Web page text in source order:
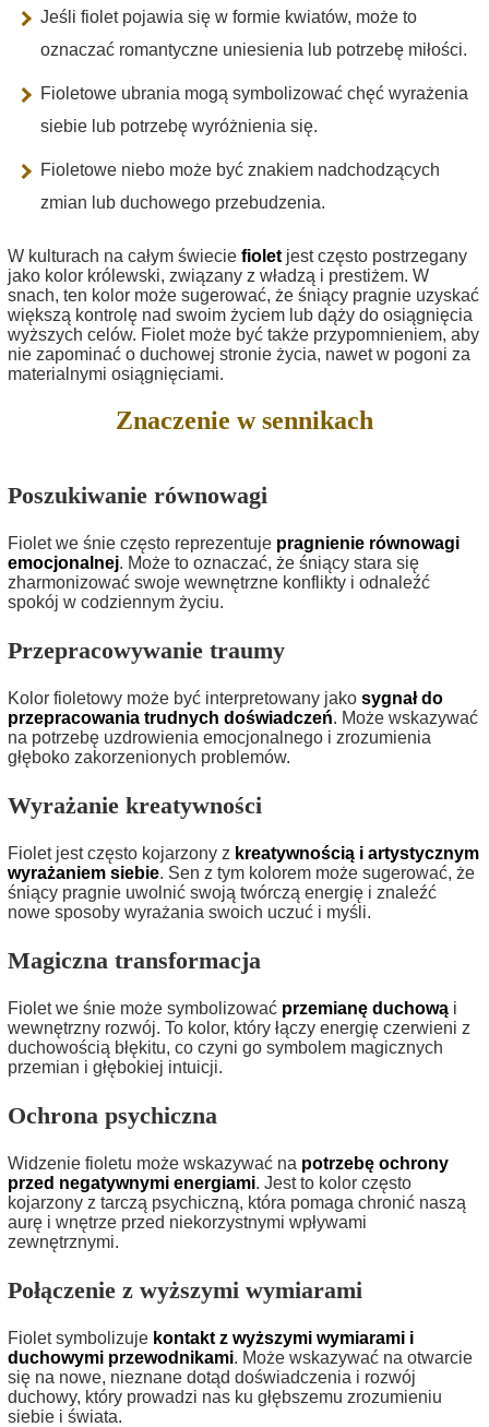
Jeśli fiolet pojawia się w formie kwiatów, może to
oznaczać romantyczne uniesienia lub potrzebę miłości.
Fioletowe ubrania mogą symbolizować chęć wyrażenia
siebie lub potrzebę wyróżnienia się.
Fioletowe niebo może być znakiem nadchodzących
zmian lub duchowego przebudzenia.
W kulturach na całym świecie fiolet jest często postrzegany
jako kolor królewski, związany z władzą i prestiżem. W
snach, ten kolor może sugerować, że śniący pragnie uzyskać
większą kontrolę nad swoim życiem lub dąży do osiągnięcia
wyższych celów. Fiolet może być także przypomnieniem, aby
nie zapominać o duchowej stronie życia, nawet w pogoni za
materialnymi osiągnięciami.
Znaczenie w sennikach
Poszukiwanie równowagi
Fiolet we śnie często reprezentuje pragnienie równowagi
emocjonalnej. Może to oznaczać, że śniący stara się
zharmonizować swoje wewnętrzne konflikty i odnaleźć
spokój w codziennym życiu.
Przepracowywanie traumy
Kolor fioletowy może być interpretowany jako sygnał do
przepracowania trudnych doświadczeń. Może wskazywać
na potrzebę uzdrowienia emocjonalnego i zrozumienia
głęboko zakorzenionych problemów.
Wyrażanie kreatywności
Fiolet jest często kojarzony z kreatywnością i artystycznym
wyrażaniem siebie. Sen z tym kolorem może sugerować, że
śniący pragnie uwolnić swoją twórczą energię i znaleźć
nowe sposoby wyrażania swoich uczuć i myśli.
Magiczna transformacja
Fiolet we śnie może symbolizować przemianę duchową i
wewnętrzny rozwój. To kolor, który łączy energię czerwieni z
duchowością błękitu, co czyni go symbolem magicznych
przemian i głębokiej intuicji.
Ochrona psychiczna
Widzenie fioletu może wskazywać na potrzebę ochrony
przed negatywnymi energiami. Jest to kolor często
kojarzony z tarczą psychiczną, która pomaga chronić naszą
aurę i wnętrze przed niekorzystnymi wpływami
zewnętrznymi.
Połączenie z wyższymi wymiarami
Fiolet symbolizuje kontakt z wyższymi wymiarami i
duchowymi przewodnikami. Może wskazywać na otwarcie
się na nowe, nieznane dotąd doświadczenia i rozwój
duchowy, który prowadzi nas ku głębszemu zrozumieniu
siebie i świata.